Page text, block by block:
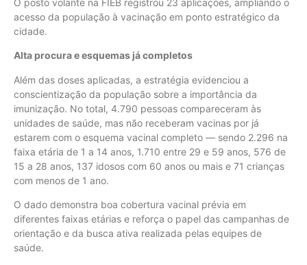
O posto volante na FIEB registrou 23 aplicações, ampliando o
acesso da população à vacinação em ponto estratégico da
cidade.
Alta procura e esquemas já completos
Além das doses aplicadas, a estratégia evidenciou a
conscientização da população sobre a importância da
imunização. No total, 4.790 pessoas compareceram às
unidades de saúde, mas não receberam vacinas por já
estarem com o esquema vacinal completo — sendo 2.296 na
faixa etária de 1 a 14 anos, 1.710 entre 29 e 59 anos, 576 de
15 a 28 anos, 137 idosos com 60 anos ou mais e 71 crianças
com menos de 1 ano.
O dado demonstra boa cobertura vacinal prévia em
diferentes faixas etárias e reforça o papel das campanhas de
orientação e da busca ativa realizada pelas equipes de
saúde.